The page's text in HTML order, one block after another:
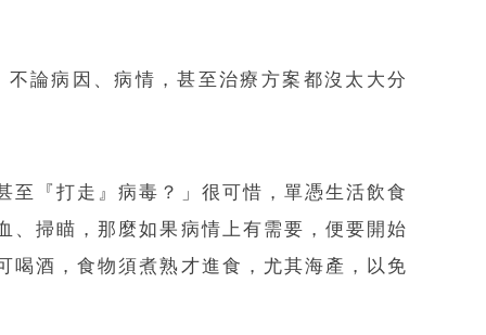
論病因、病情，甚至治療方案都沒太大分
至『打走』病毒？」很可惜，單憑生活飲食
、掃瞄，那麼如果病情上有需要，便要開始
喝酒，食物須煮熟才進食，尤其海產，以免